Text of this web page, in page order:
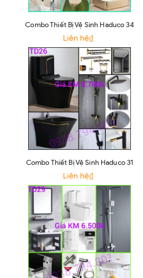
Combo Thiết Bị Vệ Sinh Haduco 34
Liên hệ₫
Combo Thiết Bị Vệ Sinh Haduco 31
Liên hệ₫